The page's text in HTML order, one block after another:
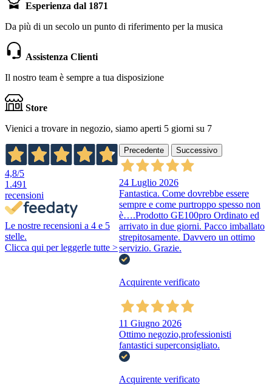
Esperienza dal 1871
Da più di un secolo un punto di riferimento per la musica
Assistenza Clienti
Il nostro team è sempre a tua disposizione
Store
Vienici a trovare in negozio, siamo aperti 5 giorni su 7
4,8/5
1.491
recensioni
Le nostre recensioni a 4 e 5
stelle.
Clicca qui per leggerle tutte >
Precedente Successivo
24 Luglio 2026
Fantastica. Come dovrebbe essere
sempre e come purtroppo spesso non
è….Prodotto GE100pro Ordinato ed
arrivato in due giorni. Pacco imballato
strepitosamente. Davvero un ottimo
servizio. Grazie.
Acquirente verificato
11 Giugno 2026
Ottimo negozio,professionisti
fantastici superconsigliato.
Acquirente verificato